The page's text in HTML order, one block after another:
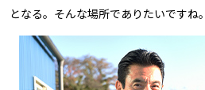
となる。そんな場所でありたいですね。